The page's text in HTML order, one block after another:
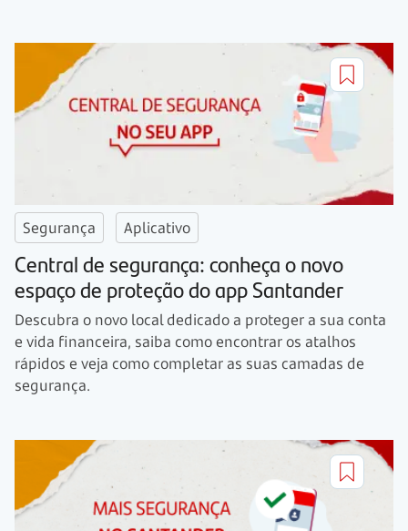
Segurança Aplicativo
Central de segurança: conheça o novo
espaço de proteção do app Santander
Descubra o novo local dedicado a proteger a sua conta
e vida financeira, saiba como encontrar os atalhos
rápidos e veja como completar as suas camadas de
segurança.